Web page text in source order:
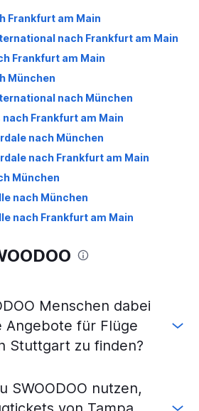
Frankfurt am Main
nach Frankfurt am Main
Frankfurt am Main
München
nach München
nach Frankfurt am Main
nach München
nach Frankfurt am Main
München
nach München
nach Frankfurt am Main
Stuttgart
nach Frankfurt am Main
nach Frankfurt am Main
nach Stuttgart
Menschen dabei
Angebote für Flüge
Stuttgart zu finden?
SWOODOO nutzen,